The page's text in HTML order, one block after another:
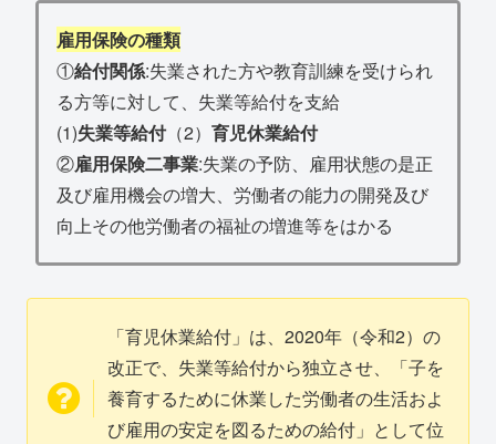
雇用保険の種類
①給付関係:失業された方や教育訓練を受けられ
る方等に対して、失業等給付を支給
(1)失業等給付（2） 育児休業給付
②雇用保険二事業:失業の予防、雇用状態の是正
及び雇用機会の増大、労働者の能力の開発及び
向上その他労働者の福祉の増進等をはかる
「育児休業給付」は、2020年（令和2）の
改正で、失業等給付から独立させ、「子を
養育するために休業した労働者の生活およ
び雇用の安定を図るための給付」として位